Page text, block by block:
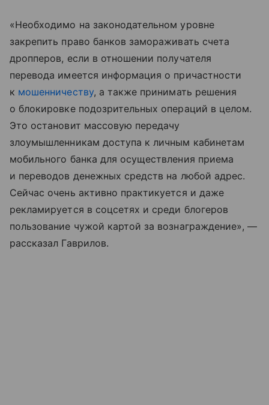
«Необходимо на законодательном уровне
закрепить право банков замораживать счета
дропперов, если в отношении получателя
перевода имеется информация о причастности
к мошенничеству, а также принимать решения
о блокировке подозрительных операций в целом.
Это остановит массовую передачу
злоумышленникам доступа к личным кабинетам
мобильного банка для осуществления приема
и переводов денежных средств на любой адрес.
Сейчас очень активно практикуется и даже
рекламируется в соцсетях и среди блогеров
пользование чужой картой за вознаграждение», —
рассказал Гаврилов.